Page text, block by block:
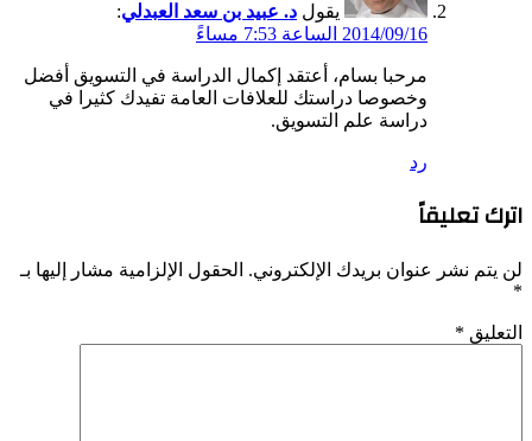
يقول د. عبيد بن سعد العبدلي:
2014/09/16 الساعة 7:53 مساءً
مرحبا بسام، أعتقد إكمال الدراسة في التسويق أفضل
وخصوصا دراستك للعلافات العامة تفيدك كثيرا في
دراسة علم التسويق.
رد
اترك تعليقاً
لن يتم نشر عنوان بريدك الإلكتروني. الحقول الإلزامية مشار إليها بـ
*
التعليق *